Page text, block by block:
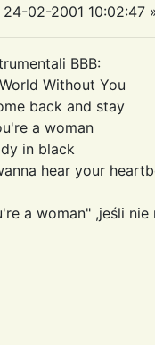
24-02-2001 10:02:47
BBB:
Without You
back and stay
a woman
in black
hear your
a woman" ,jeśli